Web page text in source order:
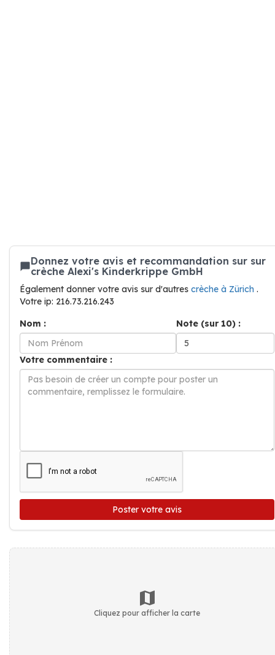
Donnez votre avis et recommandation sur sur
crèche Alexi's Kinderkrippe GmbH
Également donner votre avis sur d'autres crèche à Zürich .
Votre ip: 216.73.216.243
Nom :
Note (sur 10) :
Votre commentaire :
Poster votre avis
Cliquez pour afficher la carte